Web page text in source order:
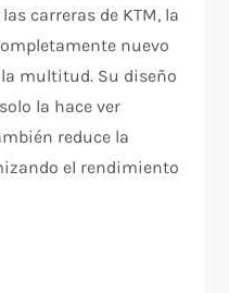
carreras de KTM, la
nuevo
multitud. Su diseño
la hace ver
reduce la
el rendimiento